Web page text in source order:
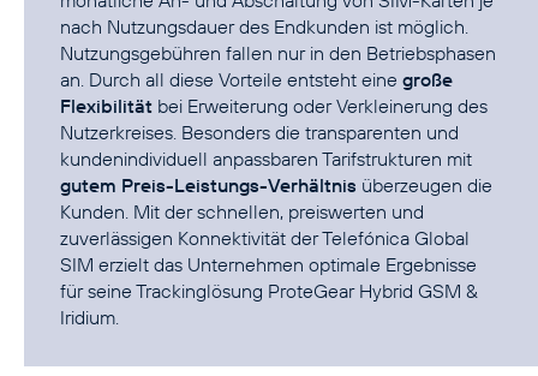
nach Nutzungsdauer des Endkunden ist möglich.
Nutzungsgebühren fallen nur in den Betriebsphasen
an. Durch all diese Vorteile entsteht eine große
Flexibilität bei Erweiterung oder Verkleinerung des
Nutzerkreises. Besonders die transparenten und
kundenindividuell anpassbaren Tarifstrukturen mit
gutem Preis-Leistungs-Verhältnis überzeugen die
Kunden. Mit der schnellen, preiswerten und
zuverlässigen Konnektivität der Telefónica Global
SIM erzielt das Unternehmen optimale Ergebnisse
für seine Trackinglösung ProteGear Hybrid GSM &
Iridium.